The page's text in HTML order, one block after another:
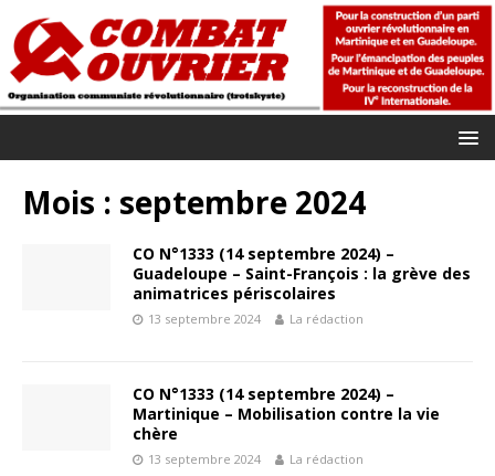
Mois : septembre 2024
CO N°1333 (14 septembre 2024) –
Guadeloupe – Saint-François : la grève des
animatrices périscolaires
13 septembre 2024 La rédaction
CO N°1333 (14 septembre 2024) –
Martinique – Mobilisation contre la vie
chère
13 septembre 2024 La rédaction